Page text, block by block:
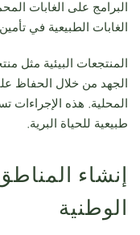
البرامج على الغابات
الغابات الطبيعية في
المنتجعات البيئية مثل
الجهد من خلال الحفاظ
المحلية. هذه الإجراءات
طبيعية للحياة البرية.
إنشاء
الوطنية